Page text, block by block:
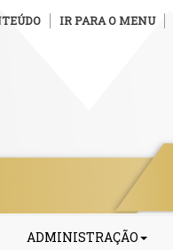
IR PARA O MENU
ADMINISTRAÇÃO